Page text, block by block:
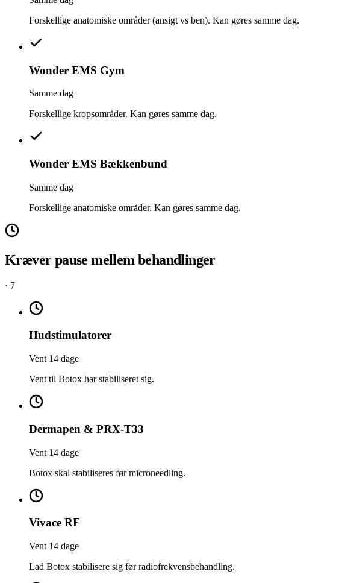
Forskellige anatomiske områder (ansigt vs ben). Kan gøres samme dag.
Wonder EMS Gym
Samme dag
Forskellige kropsområder. Kan gøres samme dag.
Wonder EMS Bækkenbund
Samme dag
Forskellige anatomiske områder. Kan gøres samme dag.
Kræver pause mellem behandlinger
· 7
Hudstimulatorer
Vent 14 dage
Vent til Botox har stabiliseret sig.
Dermapen & PRX-T33
Vent 14 dage
Botox skal stabiliseres før microneedling.
Vivace RF
Vent 14 dage
Lad Botox stabilisere sig før radiofrekvensbehandling.